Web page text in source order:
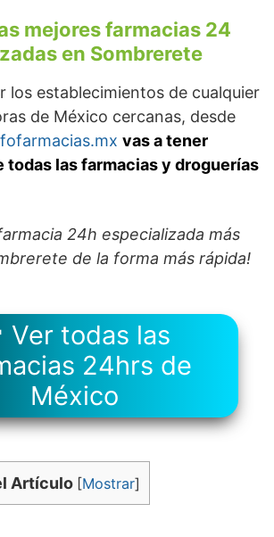
mejores farmacias 24
en Sombrerete
los establecimientos de cualquier
de México cercanas, desde
vas a tener
todas las farmacias y droguerías
24h especializada más
de la forma más rápida!
Ver todas las
24hrs de
México
Artículo [Mostrar]